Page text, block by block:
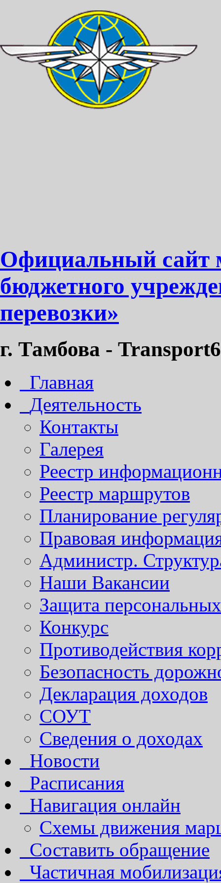
Официальный сайт
бюджетного
перевозки»
г. Тамбова -
Главная
Деятельность
Контакты
Галерея
Реестр
Реестр маршрутов
Планирование
Правовая
Администр.
Наши Вакансии
Защита
Конкурс
Противодействия
Безопасность
Декларация доходов
СОУТ
Сведения о доходах
Новости
Расписания
Навигация онлайн
Схемы движения
Составить обращение
Частичная